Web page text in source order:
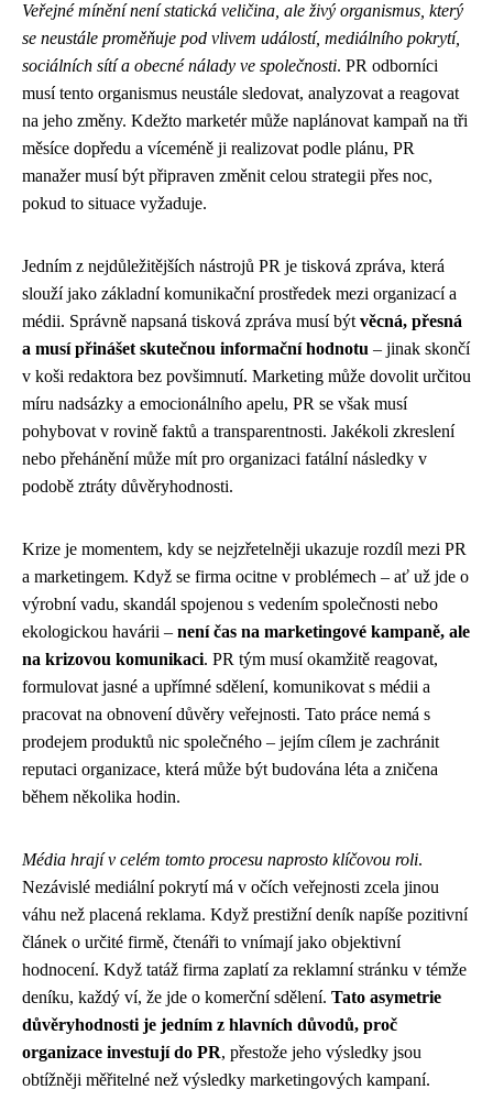
Veřejné mínění není statická veličina, ale živý organismus, který
se neustále proměňuje pod vlivem událostí, mediálního pokrytí,
sociálních sítí a obecné nálady ve společnosti. PR odborníci
musí tento organismus neustále sledovat, analyzovat a reagovat
na jeho změny. Kdežto marketér může naplánovat kampaň na tři
měsíce dopředu a víceméně ji realizovat podle plánu, PR
manažer musí být připraven změnit celou strategii přes noc,
pokud to situace vyžaduje.
Jedním z nejdůležitějších nástrojů PR je tisková zpráva, která
slouží jako základní komunikační prostředek mezi organizací a
médii. Správně napsaná tisková zpráva musí být věcná, přesná
a musí přinášet skutečnou informační hodnotu – jinak skončí
v koši redaktora bez povšimnutí. Marketing může dovolit určitou
míru nadsázky a emocionálního apelu, PR se však musí
pohybovat v rovině faktů a transparentnosti. Jakékoli zkreslení
nebo přehánění může mít pro organizaci fatální následky v
podobě ztráty důvěryhodnosti.
Krize je momentem, kdy se nejzřetelněji ukazuje rozdíl mezi PR
a marketingem. Když se firma ocitne v problémech – ať už jde o
výrobní vadu, skandál spojenou s vedením společnosti nebo
ekologickou havárii – není čas na marketingové kampaně, ale
na krizovou komunikaci. PR tým musí okamžitě reagovat,
formulovat jasné a upřímné sdělení, komunikovat s médii a
pracovat na obnovení důvěry veřejnosti. Tato práce nemá s
prodejem produktů nic společného – jejím cílem je zachránit
reputaci organizace, která může být budována léta a zničena
během několika hodin.
Média hrají v celém tomto procesu naprosto klíčovou roli.
Nezávislé mediální pokrytí má v očích veřejnosti zcela jinou
váhu než placená reklama. Když prestižní deník napíše pozitivní
článek o určité firmě, čtenáři to vnímají jako objektivní
hodnocení. Když tatáž firma zaplatí za reklamní stránku v témže
deníku, každý ví, že jde o komerční sdělení. Tato asymetrie
důvěryhodnosti je jedním z hlavních důvodů, proč
organizace investují do PR, přestože jeho výsledky jsou
obtížněji měřitelné než výsledky marketingových kampaní.